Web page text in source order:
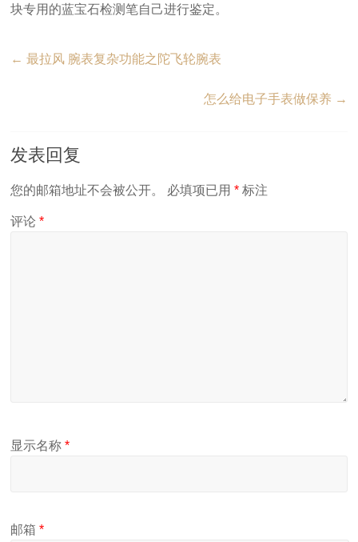
块专用的蓝宝石检测笔自己进行鉴定。
← 最拉风 腕表复杂功能之陀飞轮腕表
怎么给电子手表做保养 →
发表回复
您的邮箱地址不会被公开。 必填项已用* 标注
评论*
显示名称*
邮箱*